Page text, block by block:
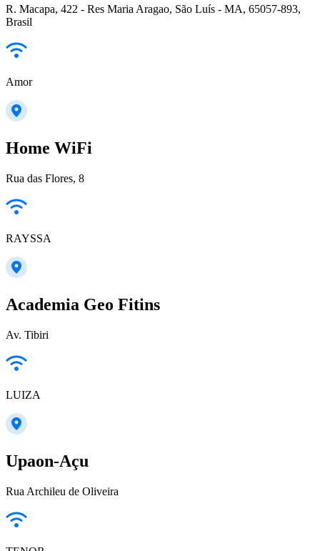
R. Macapa, 422 - Res Maria Aragao, São Luís - MA, 65057-893,
Brasil
Amor
Home WiFi
Rua das Flores, 8
RAYSSA
Academia Geo Fitins
Av. Tibiri
LUIZA
Upaon-Açu
Rua Archileu de Oliveira